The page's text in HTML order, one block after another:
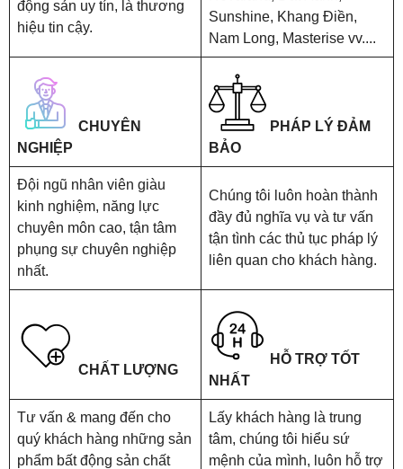
động sản uy tín, là thương
hiệu tin cậy.
Sunshine, Khang Điền,
Nam Long, Masterise vv....
CHUYÊN
NGHIỆP
PHÁP LÝ ĐẢM
BẢO
Đội ngũ nhân viên giàu
kinh nghiệm, năng lực
chuyên môn cao, tận tâm
phụng sự chuyên nghiệp
nhất.
Chúng tôi luôn hoàn thành
đầy đủ nghĩa vụ và tư vấn
tận tình các thủ tục pháp lý
liên quan cho khách hàng.
CHẤT LƯỢNG
HỖ TRỢ TỐT
NHẤT
Tư vấn & mang đến cho
quý khách hàng những sản
phẩm bất động sản chất
Lấy khách hàng là trung
tâm, chúng tôi hiểu sứ
mệnh của mình, luôn hỗ trợ